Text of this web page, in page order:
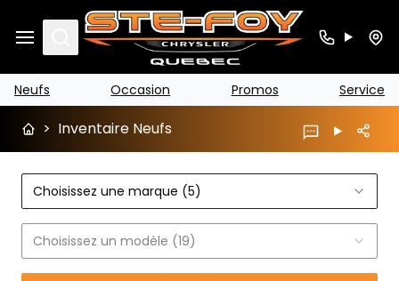
Search
Neufs Occasion Promos Service
> Inventaire Neufs
Choisissez une marque (5)
Choisissez un modèle (19)